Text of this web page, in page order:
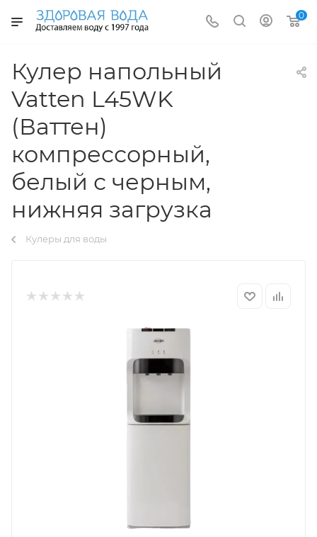
0
Кулер напольный
Vatten L45WK
(Ваттен)
компрессорный,
белый с черным,
нижняя загрузка
Кулеры для воды